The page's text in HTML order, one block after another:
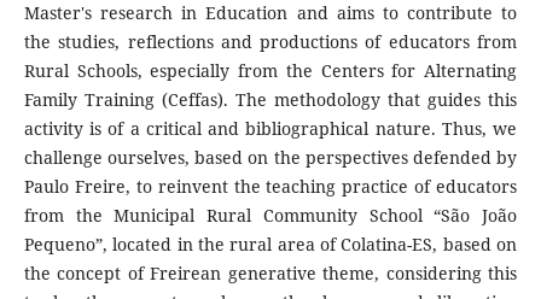
Master's research in Education and aims to contribute to
the studies, reflections and productions of educators from
Rural Schools, especially from the Centers for Alternating
Family Training (Ceffas). The methodology that guides this
activity is of a critical and bibliographical nature. Thus, we
challenge ourselves, based on the perspectives defended by
Paulo Freire, to reinvent the teaching practice of educators
from the Municipal Rural Community School “São João
Pequeno”, located in the rural area of ​​Colatina-ES, based on
the concept of Freirean generative theme, considering this